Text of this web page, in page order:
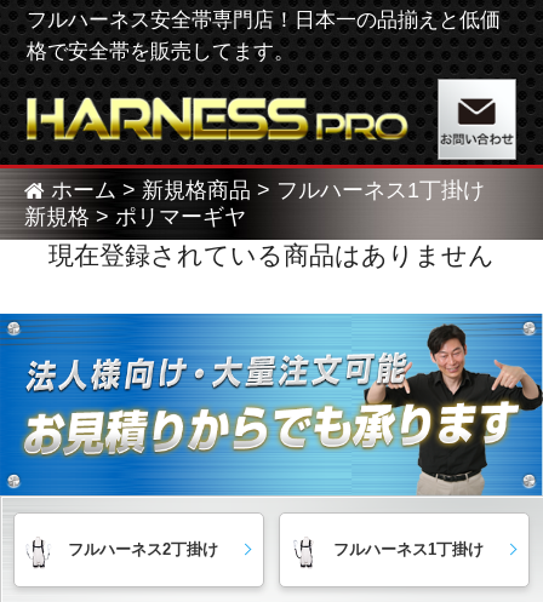
フルハーネス安全帯専門店！日本一の品揃えと低価
格で安全帯を販売してます。
ホーム > 新規格商品 > フルハーネス1丁掛け
新規格 > ポリマーギヤ
現在登録されている商品はありません
フルハーネス2丁掛け フルハーネス1丁掛け